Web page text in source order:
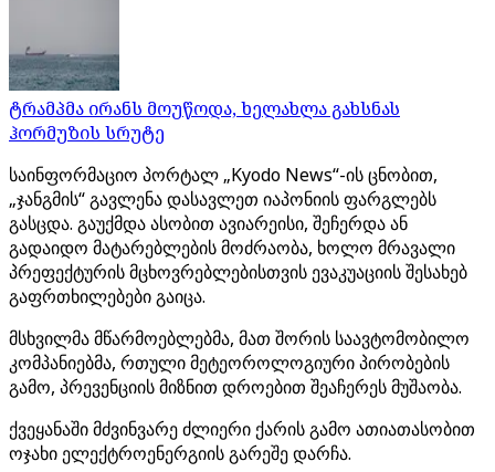
ტრამპმა ირანს მოუწოდა, ხელახლა გახსნას
ჰორმუზის სრუტე
საინფორმაციო პორტალ „Kyodo News“-ის ცნობით,
„ჯანგმის“ გავლენა დასავლეთ იაპონიის ფარგლებს
გასცდა. გაუქმდა ასობით ავიარეისი, შეჩერდა ან
გადაიდო მატარებლების მოძრაობა, ხოლო მრავალი
პრეფექტურის მცხოვრებლებისთვის ევაკუაციის შესახებ
გაფრთხილებები გაიცა.
მსხვილმა მწარმოებლებმა, მათ შორის საავტომობილო
კომპანიებმა, რთული მეტეოროლოგიური პირობების
გამო, პრევენციის მიზნით დროებით შეაჩერეს მუშაობა.
ქვეყანაში მძვინვარე ძლიერი ქარის გამო ათიათასობით
ოჯახი ელექტროენერგიის გარეშე დარჩა.